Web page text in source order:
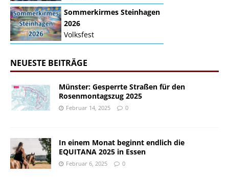
Sommerkirmes Steinhagen
2026
Volksfest
NEUESTE BEITRÄGE
Münster: Gesperrte Straßen für den
Rosenmontagszug 2025
Februar 14, 2025 0
In einem Monat beginnt endlich die
EQUITANA 2025 in Essen
Februar 6, 2025 0